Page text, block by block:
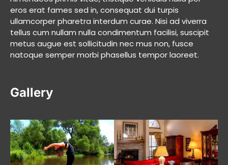
eros erat fames sed in, consequat dui turpis
ullamcorper pharetra interdum curae. Nisi ad viverra
tellus cum nullam nulla condimentum facilisi, suscipit
metus augue est sollicitudin nec mus non, fusce
natoque semper morbi phasellus tempor laoreet.
Gallery